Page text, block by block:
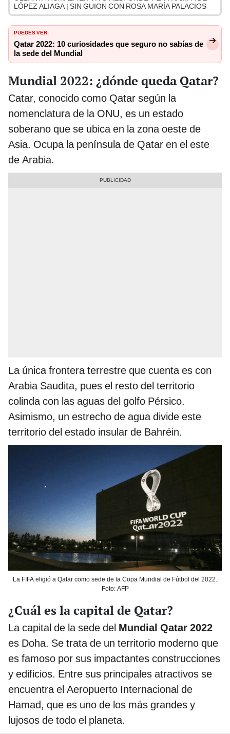
LÓPEZ ALIAGA | SIN GUION CON ROSA MARÍA PALACIOS
PUEDES VER:
Qatar 2022: 10 curiosidades que seguro no sabías de
la sede del Mundial
Mundial 2022: ¿dónde queda Qatar?
Catar, conocido como Qatar según la
nomenclatura de la ONU, es un estado
soberano que se ubica en la zona oeste de
Asia. Ocupa la península de Qatar en el este
de Arabia.
La única frontera terrestre que cuenta es con
Arabia Saudita, pues el resto del territorio
colinda con las aguas del golfo Pérsico.
Asimismo, un estrecho de agua divide este
territorio del estado insular de Bahréin.
La FIFA eligió a Qatar como sede de la Copa Mundial de Fútbol del 2022.
Foto: AFP
¿Cuál es la capital de Qatar?
La capital de la sede del Mundial Qatar 2022
es Doha. Se trata de un territorio moderno que
es famoso por sus impactantes construcciones
y edificios. Entre sus principales atractivos se
encuentra el Aeropuerto Internacional de
Hamad, que es uno de los más grandes y
lujosos de todo el planeta.